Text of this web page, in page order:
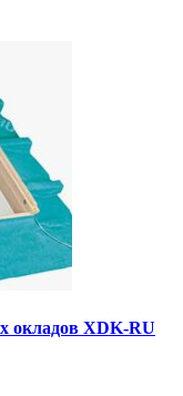
окладов XDK-RU